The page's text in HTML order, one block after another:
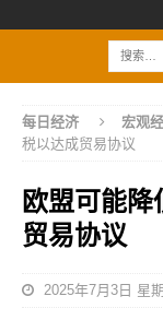
每日经济 宏观
税以达成贸易协议
欧盟可能
贸易协议
2025年7月3日 星